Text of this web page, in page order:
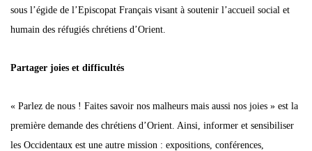
sous l’égide de l’Episcopat Français visant à soutenir l’accueil social et
humain des réfugiés chrétiens d’Orient.
Partager joies et difficultés
« Parlez de nous ! Faites savoir nos malheurs mais aussi nos joies » est la
première demande des chrétiens d’Orient. Ainsi, informer et sensibiliser
les Occidentaux est une autre mission : expositions, conférences,